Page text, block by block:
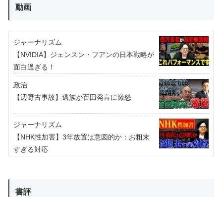
動画
ジャーナリズム
【NVIDIA】ジェンスン・フアンの日本戦略が
面白過ぎる！
政治
【辺野古事故】遺族が百田発言に激怒
ジャーナリズム
【NHK性加害】3年放置は意図的か：お粗末
すぎる対応
書評